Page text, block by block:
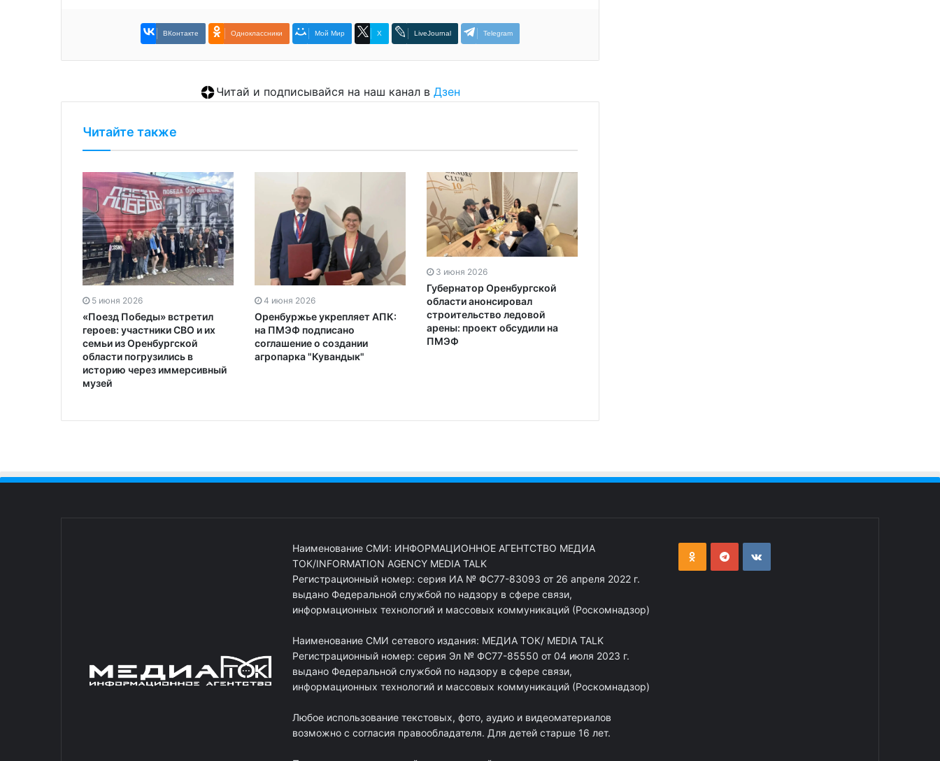
ВКонтакте Одноклассники Мой Мир X LiveJournal Telegram
Читай и подписывайся на наш канал в Дзен
Читайте также
5 июня 2026
«Поезд Победы» встретил
героев: участники СВО и их
семьи из Оренбургской
области погрузились в
историю через иммерсивный
музей
4 июня 2026
Оренбуржье укрепляет АПК:
на ПМЭФ подписано
соглашение о создании
агропарка "Кувандык"
3 июня 2026
Губернатор Оренбургской
области анонсировал
строительство ледовой
арены: проект обсудили на
ПМЭФ
Наименование СМИ: ИНФОРМАЦИОННОЕ АГЕНТСТВО МЕДИА
ТОК/INFORMATION AGENCY MEDIA TALK
Регистрационный номер: серия ИА № ФС77-83093 от 26 апреля 2022 г.
выдано Федеральной службой по надзору в сфере связи,
информационных технологий и массовых коммуникаций (Роскомнадзор)
Наименование СМИ сетевого издания: МЕДИА ТОК/ MEDIA TALK
Регистрационный номер: серия Эл № ФС77-85550 от 04 июля 2023 г.
выдано Федеральной службой по надзору в сфере связи,
информационных технологий и массовых коммуникаций (Роскомнадзор)
Любое использование текстовых, фото, аудио и видеоматериалов
возможно с согласия правообладателя. Для детей старше 16 лет.